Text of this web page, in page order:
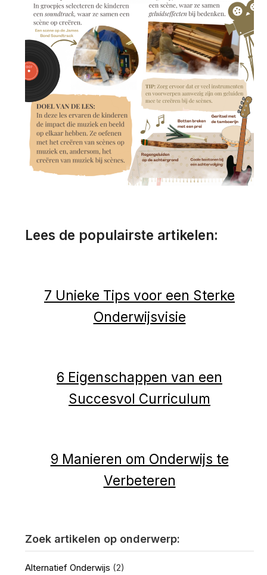
Lees de populairste artikelen:
7 Unieke Tips voor een Sterke
Onderwijsvisie
6 Eigenschappen van een
Succesvol Curriculum
9 Manieren om Onderwijs te
Verbeteren
Zoek artikelen op onderwerp:
Alternatief Onderwijs (2)